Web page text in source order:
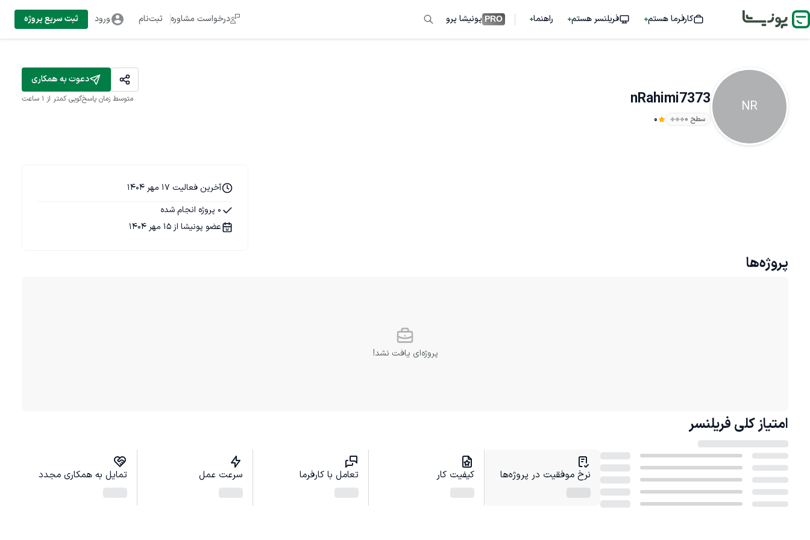
کارفرما هستم فریلنسر هستم راهنما PRO پونیشا پرو درخواست مشاوره ثبت‌نام ورود ثبت سریع پروژه
NR
nRahimi7373
سطح ۰ 0
دعوت به همکاری
متوسط زمان پاسخ‌گویی کمتر از 1 ساعت
آخرین فعالیت 17 مهر 1404
0 پروژه انجام شده
عضو پونیشا از 15 مهر 1404
پروژه‌ها
پروژه‌ای یافت نشد!
امتیاز کلی فریلنسر
نرخ موفقیت در پروژه‌ها کیفیت کار تعامل با کارفرما سرعت عمل تمایل به همکاری مجدد